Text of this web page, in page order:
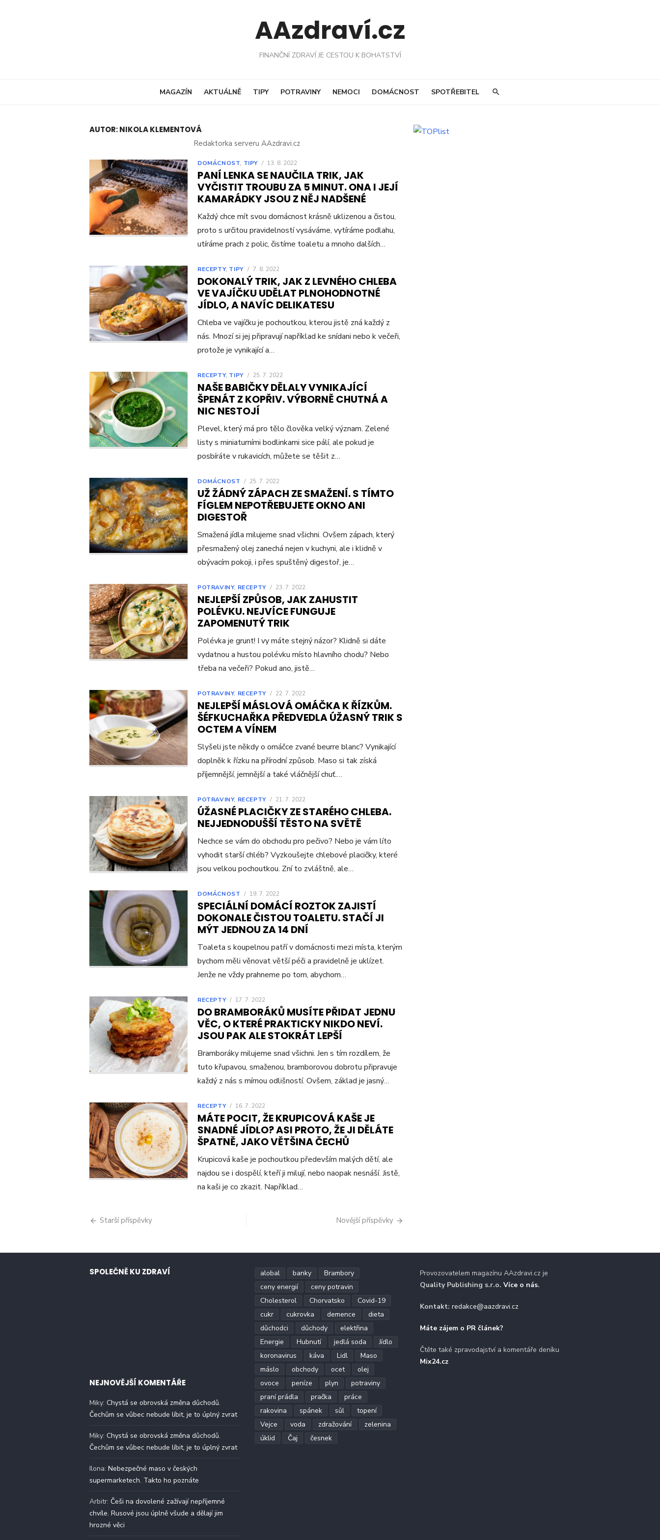
AAzdraví.cz
FINANČNÍ ZDRAVÍ JE CESTOU K BOHATSTVÍ
MAGAZÍN AKTUÁLNĚ TIPY POTRAVINY NEMOCI DOMÁCNOST SPOTŘEBITEL
AUTOR:NIKOLA KLEMENTOVÁ
Redaktorka serveru AAzdravi.cz
DOMÁCNOST, TIPY / 13. 8. 2022
PANÍ LENKA SE NAUČILA TRIK, JAK
VYČISTIT TROUBU ZA 5 MINUT. ONA I JEJÍ
KAMARÁDKY JSOU Z NĚJ NADŠENÉ
Každý chce mít svou domácnost krásně uklizenou a čistou,
proto s určitou pravidelností vysáváme, vytíráme podlahu,
utíráme prach z polic, čistíme toaletu a mnoho dalších…
RECEPTY, TIPY / 7. 8. 2022
DOKONALÝ TRIK, JAK Z LEVNÉHO CHLEBA
VE VAJÍČKU UDĚLAT PLNOHODNOTNÉ
JÍDLO, A NAVÍC DELIKATESU
Chleba ve vajíčku je pochoutkou, kterou jistě zná každý z
nás. Mnozí si jej připravují například ke snídani nebo k večeři,
protože je vynikající a…
RECEPTY, TIPY / 25. 7. 2022
NAŠE BABIČKY DĚLALY VYNIKAJÍCÍ
ŠPENÁT Z KOPŘIV. VÝBORNĚ CHUTNÁ A
NIC NESTOJÍ
Plevel, který má pro tělo člověka velký význam. Zelené
listy s miniaturními bodlinkami sice pálí, ale pokud je
posbíráte v rukavicích, můžete se těšit z…
DOMÁCNOST / 25. 7. 2022
UŽ ŽÁDNÝ ZÁPACH ZE SMAŽENÍ. S TÍMTO
FÍGLEM NEPOTŘEBUJETE OKNO ANI
DIGESTOŘ
Smažená jídla milujeme snad všichni. Ovšem zápach, který
přesmažený olej zanechá nejen v kuchyni, ale i klidně v
obývacím pokoji, i přes spuštěný digestoř, je…
POTRAVINY, RECEPTY / 23. 7. 2022
NEJLEPŠÍ ZPŮSOB, JAK ZAHUSTIT
POLÉVKU. NEJVÍCE FUNGUJE
ZAPOMENUTÝ TRIK
Polévka je grunt! I vy máte stejný názor? Klidně si dáte
vydatnou a hustou polévku místo hlavního chodu? Nebo
třeba na večeři? Pokud ano, jistě…
POTRAVINY, RECEPTY / 22. 7. 2022
NEJLEPŠÍ MÁSLOVÁ OMÁČKA K ŘÍZKŮM.
ŠÉFKUCHAŘKA PŘEDVEDLA ÚŽASNÝ TRIK S
OCTEM A VÍNEM
Slyšeli jste někdy o omáčce zvané beurre blanc? Vynikající
doplněk k řízku na přírodní způsob. Maso si tak získá
příjemnější, jemnější a také vláčnější chuť.…
POTRAVINY, RECEPTY / 21. 7. 2022
ÚŽASNÉ PLACIČKY ZE STARÉHO CHLEBA.
NEJJEDNODUŠŠÍ TĚSTO NA SVĚTĚ
Nechce se vám do obchodu pro pečivo? Nebo je vám líto
vyhodit starší chléb? Vyzkoušejte chlebové placičky, které
jsou velkou pochoutkou. Zní to zvláštně, ale…
DOMÁCNOST / 19. 7. 2022
SPECIÁLNÍ DOMÁCÍ ROZTOK ZAJISTÍ
DOKONALE ČISTOU TOALETU. STAČÍ JI
MÝT JEDNOU ZA 14 DNÍ
Toaleta s koupelnou patří v domácnosti mezi místa, kterým
bychom měli věnovat větší péči a pravidelně je uklízet.
Jenže ne vždy prahneme po tom, abychom…
RECEPTY / 17. 7. 2022
DO BRAMBORÁKŮ MUSÍTE PŘIDAT JEDNU
VĚC, O KTERÉ PRAKTICKY NIKDO NEVÍ.
JSOU PAK ALE STOKRÁT LEPŠÍ
Bramboráky milujeme snad všichni. Jen s tím rozdílem, že
tuto křupavou, smaženou, bramborovou dobrotu připravuje
každý z nás s mírnou odlišností. Ovšem, základ je jasný…
RECEPTY / 16. 7. 2022
MÁTE POCIT, ŽE KRUPICOVÁ KAŠE JE
SNADNÉ JÍDLO? ASI PROTO, ŽE JI DĚLÁTE
ŠPATNĚ, JAKO VĚTŠINA ČECHŮ
Krupicová kaše je pochoutkou především malých dětí, ale
najdou se i dospělí, kteří ji milují, nebo naopak nesnáší. Jistě,
na kaši je co zkazit. Například…
Navigace
příspěvky
Starší příspěvky Novější příspěvky
SPOLEČNĚ KU ZDRAVÍ
NEJNOVĚJŠÍ KOMENTÁŘE
Miky: Chystá se obrovská změna důchodů.
Čechům se vůbec nebude líbit, je to úplný zvrat
Miky: Chystá se obrovská změna důchodů.
Čechům se vůbec nebude líbit, je to úplný zvrat
Ilona: Nebezpečné maso v českých
supermarketech. Takto ho poznáte
Arbitr: Češi na dovolené zažívají nepříjemné
chvíle. Rusové jsou úplně všude a dělají jim
hrozné věci
alobal banky
Brambory
ceny energií
ceny potravin
Cholesterol
Chorvatsko
Covid-19
cukr
cukrovka demence
dieta
důchodci
důchody
elektřina
Energie
Hubnutí jedlá soda
Jídlo
koronavirus
káva Lidl
Maso
máslo
obchody ocet
olej
ovoce
peníze plyn
potraviny
praní prádla
pračka
práce
rakovina
spánek sůl
topení
Vejce
voda zdražování
zelenina
úklid
Čaj česnek
Provozovatelem magazínu AAzdravi.cz je
Quality Publishing s.r.o.Více o nás.
Kontakt: redakce@aazdravi.cz
Máte zájem o PR článek?
Čtěte také zpravodajství a komentáře deníku
Mix24.cz